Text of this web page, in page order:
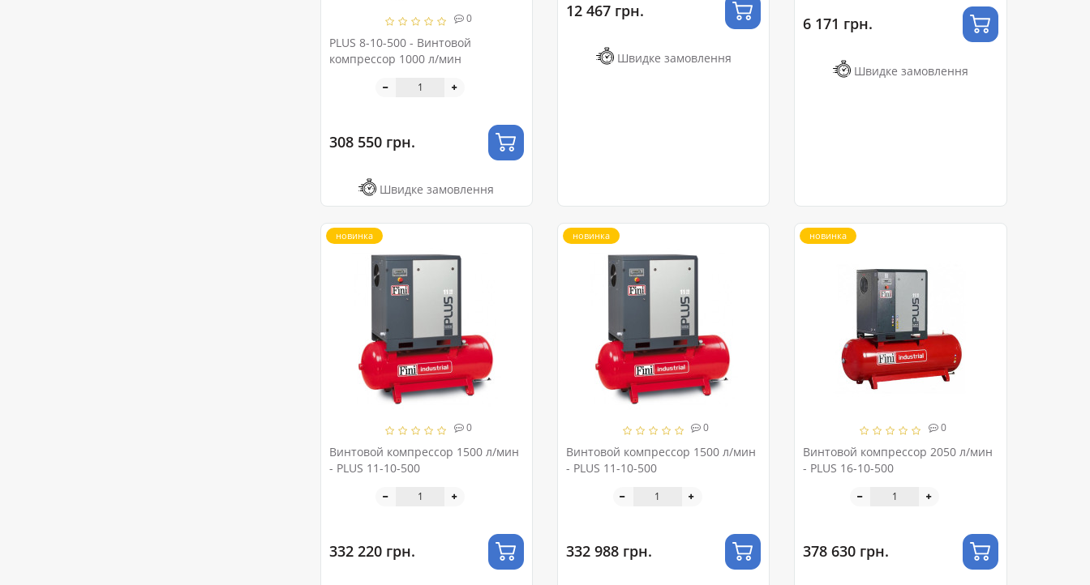
0
PLUS 8-10-500 - Винтовой
компрессор 1000 л/мин
308 550 грн.
Швидке замовлення
12 467 грн.
Швидке замовлення
6 171 грн.
Швидке замовлення
0
Винтовой компрессор 1500 л/мин
- PLUS 11-10-500
новинка
332 220 грн.
0
Винтовой компрессор 1500 л/мин
- PLUS 11-10-500
новинка
332 988 грн.
0
Винтовой компрессор 2050 л/мин
- PLUS 16-10-500
новинка
378 630 грн.